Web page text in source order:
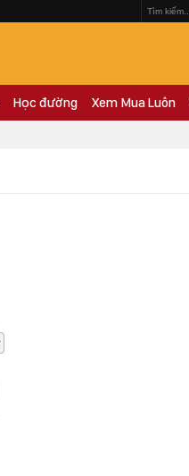
Học đường Xem Mua Luôn